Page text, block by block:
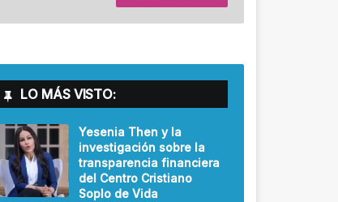
LO MÁS VISTO:
Yesenia Then y la
investigación sobre la
transparencia financiera
del Centro Cristiano
Soplo de Vida